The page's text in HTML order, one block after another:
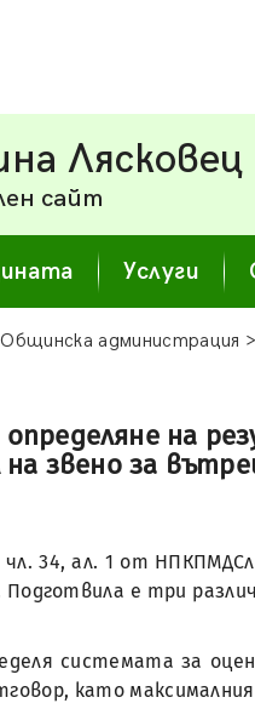
Лясковец
сайт
Услуги
администрация
на
на звено за
чл. 34, ал. 1 от
е три
системата за
като